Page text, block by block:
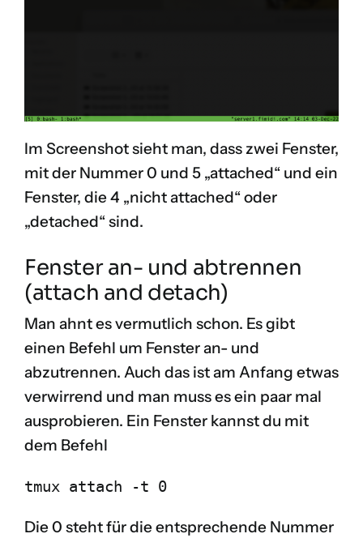
Im Screenshot sieht man, dass zwei Fenster,
mit der Nummer 0 und 5 „attached“ und ein
Fenster, die 4 „nicht attached“ oder
„detached“ sind.
Fenster an- und abtrennen
(attach and detach)
Man ahnt es vermutlich schon. Es gibt
einen Befehl um Fenster an- und
abzutrennen. Auch das ist am Anfang etwas
verwirrend und man muss es ein paar mal
ausprobieren. Ein Fenster kannst du mit
dem Befehl
tmux attach -t 0
Die 0 steht für die entsprechende Nummer